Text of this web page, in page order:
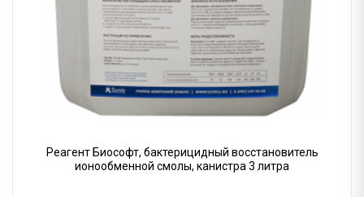
Реагент Биософт, бактерицидный восстановитель
ионообменной смолы, канистра 3 литра